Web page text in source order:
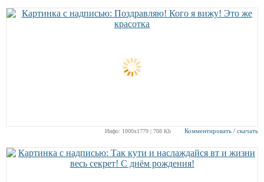
Инфо: 1000х1779 | 708 Kb Комментировать / скачать